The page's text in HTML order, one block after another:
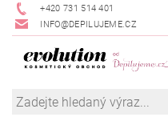
+420 731 514 401
INFO@DEPILUJEME.CZ